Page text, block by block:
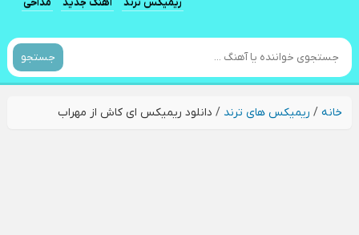
جستجو
خانه/ ریمیکس های ترند / دانلود ریمیکس ای کاش از مهراب